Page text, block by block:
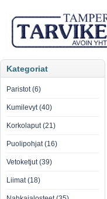
Kategoriat
Paristot (6)
Kumilevyt (40)
Korkolaput (21)
Puolipohjat (16)
Vetoketjut (39)
Liimat (18)